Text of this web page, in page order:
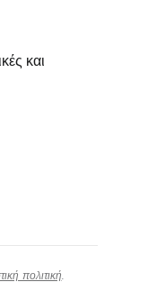
και
πολιτική.